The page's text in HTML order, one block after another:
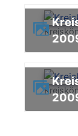
Kreiskönigsball
Kreiskönigsball